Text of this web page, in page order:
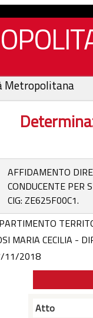
Metropolitana
AFFIDAMENTO
CONDUCENTE PER
CIG: ZE625F00C1.
MARIA CECILIA -
11/2018
Atto